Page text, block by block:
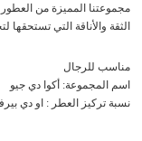
مجموعتنا المميزة من
الثقة والأناقة التي تستحقها
مناسب للرجال
اسم المجموعة: أكوا دي جيو
نسبة تركيز العطر : او دي